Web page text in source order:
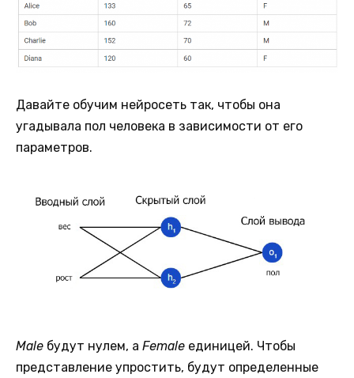
Давайте обучим нейросеть так, чтобы она
угадывала пол человека в зависимости от его
параметров.
Male будут нулем, а Female единицей. Чтобы
представление упростить, будут определенные